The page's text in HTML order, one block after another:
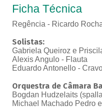
Ficha Técnica
Regência - Ricardo
Solistas:
Gabriela Queiroz e
Alexis Angulo - Flauta
Eduardo Antonello -
Orquestra de Câmara
Bogdan Hudzelaits
Michael Machado Pedro